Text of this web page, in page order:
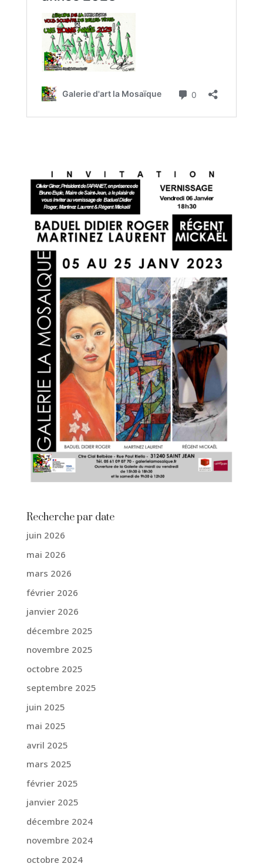
Recherche par date
juin 2026
mai 2026
mars 2026
février 2026
janvier 2026
décembre 2025
novembre 2025
octobre 2025
septembre 2025
juin 2025
mai 2025
avril 2025
mars 2025
février 2025
janvier 2025
décembre 2024
novembre 2024
octobre 2024